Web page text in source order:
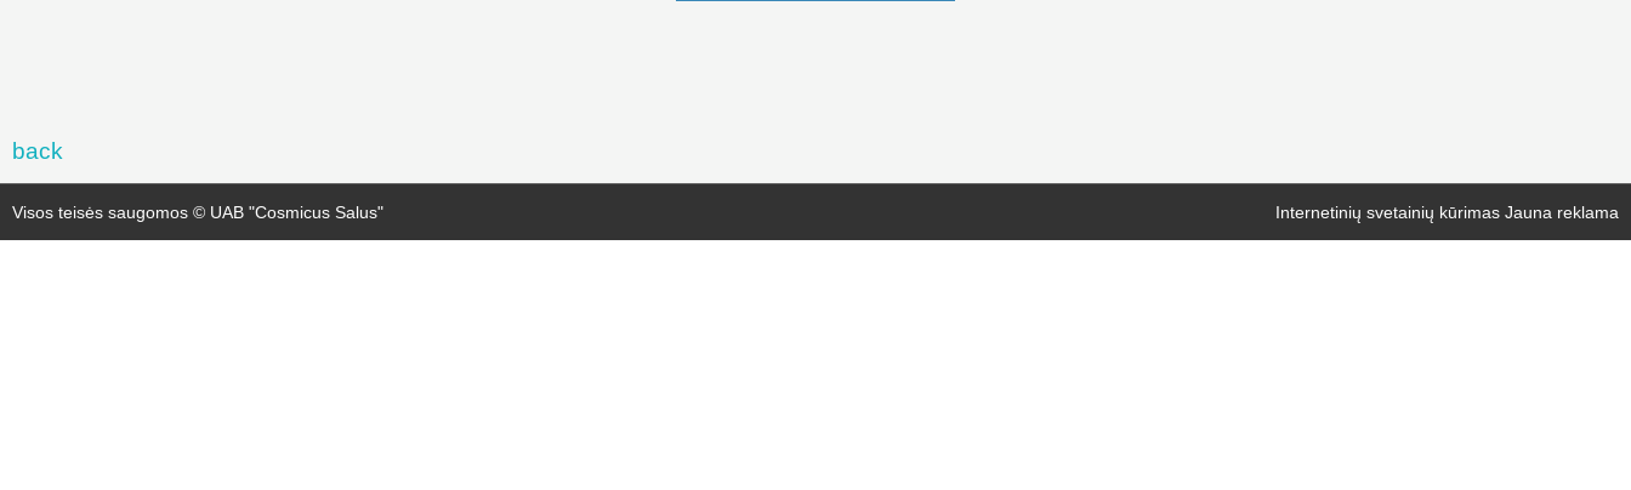
back
Visos teisės saugomos © UAB "Cosmicus Salus" Internetinių svetainių kūrimas Jauna reklama